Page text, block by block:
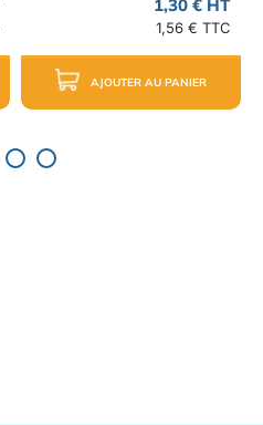
1,30 € HT
1,56 € TTC
AJOUTER AU PANIER